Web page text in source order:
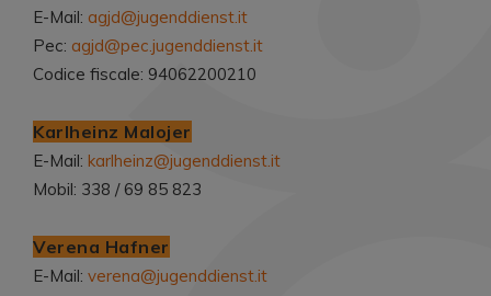
E-Mail: agjd@jugenddienst.it
Pec: agjd@pec.jugenddienst.it
Codice fiscale: 94062200210
Karlheinz Malojer
E-Mail: karlheinz@jugenddienst.it
Mobil: 338 / 69 85 823
Verena Hafner
E-Mail: verena@jugenddienst.it